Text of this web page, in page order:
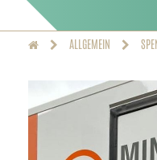
ALLGEMEIN